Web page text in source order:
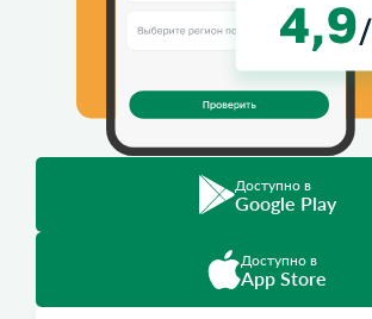
Доступно в
Google Play
Доступно в
App Store